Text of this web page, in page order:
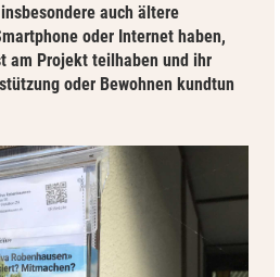
auch ältere
oder Internet haben,
am Projekt teilhaben und ihr
oder Bewohnen kundtun